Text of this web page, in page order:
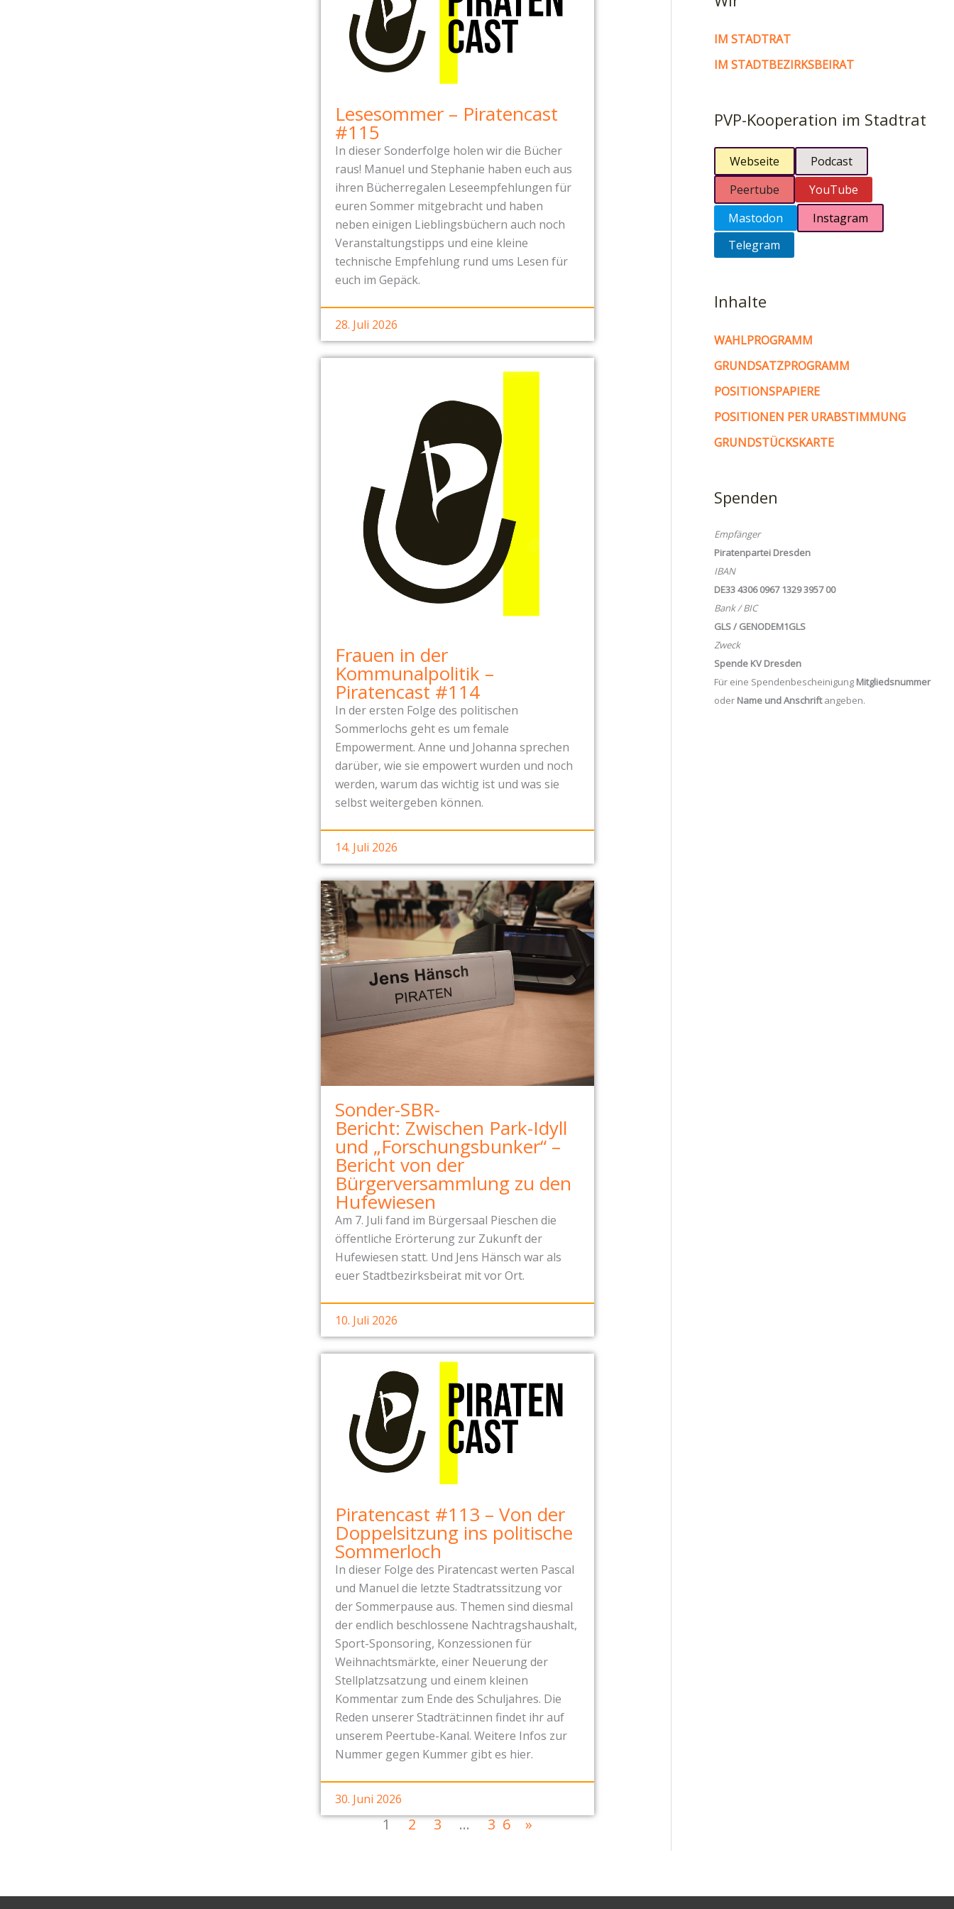
Lesesommer – Piratencast
#115
In dieser Sonderfolge holen wir die Bücher
raus! Manuel und Stephanie haben euch aus
ihren Bücherregalen Leseempfehlungen für
euren Sommer mitgebracht und haben
neben einigen Lieblingsbüchern auch noch
Veranstaltungstipps und eine kleine
technische Empfehlung rund ums Lesen für
euch im Gepäck.
28. Juli 2026
Frauen in der
Kommunalpolitik –
Piratencast #114
In der ersten Folge des politischen
Sommerlochs geht es um female
Empowerment. Anne und Johanna sprechen
darüber, wie sie empowert wurden und noch
werden, warum das wichtig ist und was sie
selbst weitergeben können.
14. Juli 2026
Sonder-SBR-
Bericht: Zwischen Park-Idyll
und „Forschungsbunker“ –
Bericht von der
Bürgerversammlung zu den
Hufewiesen
Am 7. Juli fand im Bürgersaal Pieschen die
öffentliche Erörterung zur Zukunft der
Hufewiesen statt. Und Jens Hänsch war als
euer Stadtbezirksbeirat mit vor Ort.
10. Juli 2026
Piratencast #113 – Von der
Doppelsitzung ins politische
Sommerloch
In dieser Folge des Piratencast werten Pascal
und Manuel die letzte Stadtratssitzung vor
der Sommerpause aus. Themen sind diesmal
der endlich beschlossene Nachtragshaushalt,
Sport-Sponsoring, Konzessionen für
Weihnachtsmärkte, einer Neuerung der
Stellplatzsatzung und einem kleinen
Kommentar zum Ende des Schuljahres. Die
Reden unserer Stadträt:innen findet ihr auf
unserem Peertube-Kanal. Weitere Infos zur
Nummer gegen Kummer gibt es hier.
30. Juni 2026
1 2 3 … 36 »
IM STADTRAT
IM STADTBEZIRKSBEIRAT
PVP-Kooperation im Stadtrat
Webseite
Podcast
Peertube
YouTube
Mastodon
Instagram
Telegram
Inhalte
WAHLPROGRAMM
GRUNDSATZPROGRAMM
POSITIONSPAPIERE
POSITIONEN PER URABSTIMMUNG
GRUNDSTÜCKSKARTE
Spenden
Empfänger
Piratenpartei Dresden
IBAN
DE33 4306 0967 1329 3957 00
Bank / BIC
GLS / GENODEM1GLS
Zweck
Spende KV Dresden
Für eine Spendenbescheinigung Mitgliedsnummer
oder Name und Anschriftangeben.